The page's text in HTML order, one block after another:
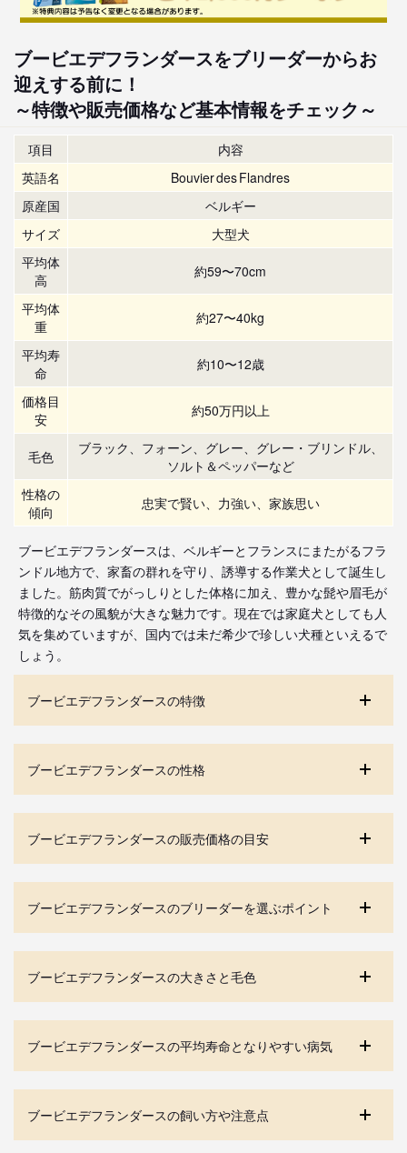
ブービエデフランダースをブリーダーからお
迎えする前に！
～特徴や販売価格など基本情報をチェック～
項目
内容
英語名
Bouvier des Flandres
原産国
ベルギー
サイズ
大型犬
平均体
高
約59〜70cm
平均体
重
約27〜40kg
平均寿
命
約10〜12歳
価格目
安
約50万円以上
毛色
ブラック、フォーン、グレー、グレー・ブリンドル、
ソルト＆ペッパーなど
性格の
傾向
忠実で賢い、力強い、家族思い
ブービエデフランダースは、ベルギーとフランスにまたがるフラ
ンドル地方で、家畜の群れを守り、誘導する作業犬として誕生し
ました。筋肉質でがっしりとした体格に加え、豊かな髭や眉毛が
特徴的なその風貌が大きな魅力です。現在では家庭犬としても人
気を集めていますが、国内では未だ希少で珍しい犬種といえるで
しょう。
ブービエデフランダースの特徴
ブービエデフランダースの性格
ブービエデフランダースの販売価格の目安
ブービエデフランダースのブリーダーを選ぶポイント
ブービエデフランダースの大きさと毛色
ブービエデフランダースの平均寿命となりやすい病気
ブービエデフランダースの飼い方や注意点